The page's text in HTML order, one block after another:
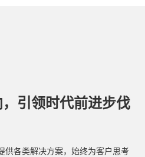
引领时代前进步伐
供各类解决方案，始终为客户思考